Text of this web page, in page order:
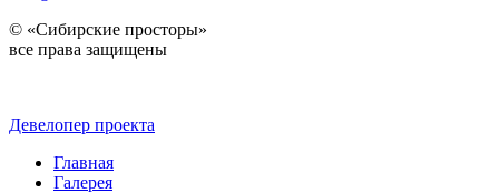
© «Сибирские просторы»
все права защищены
Девелопер проекта
Главная
Галерея